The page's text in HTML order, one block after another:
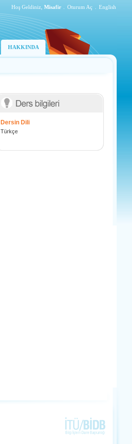
Hoş Geldiniz, Misafir Oturum Aç English
HAKKINDA
Dersin Dili
Türkçe